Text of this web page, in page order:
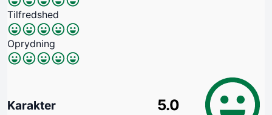
Tilfredshed
Oprydning
Karakter 5.0